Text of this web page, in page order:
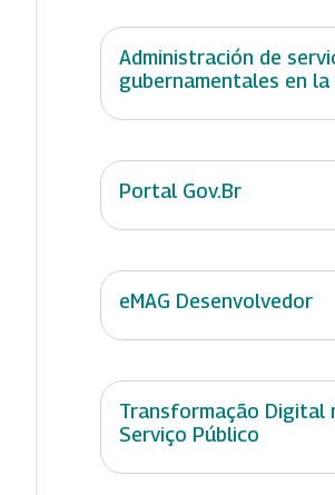
Administración de
gubernamentales en la
Portal Gov.Br
eMAG Desenvolvedor
Transformação Digital
Serviço Público